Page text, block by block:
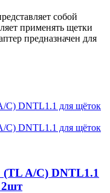
собой
применять щетки
предназначен для
(TL A/C) DNTL1.1
2шт